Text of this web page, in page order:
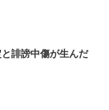
誹謗中傷が生んだ